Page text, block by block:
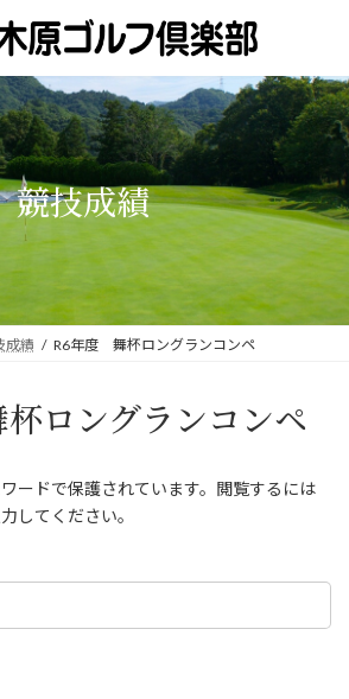
競技成績
成績 R6年度 舞杯ロングランコンペ
ロングランコンペ
ードで保護されています。閲覧するには
してください。